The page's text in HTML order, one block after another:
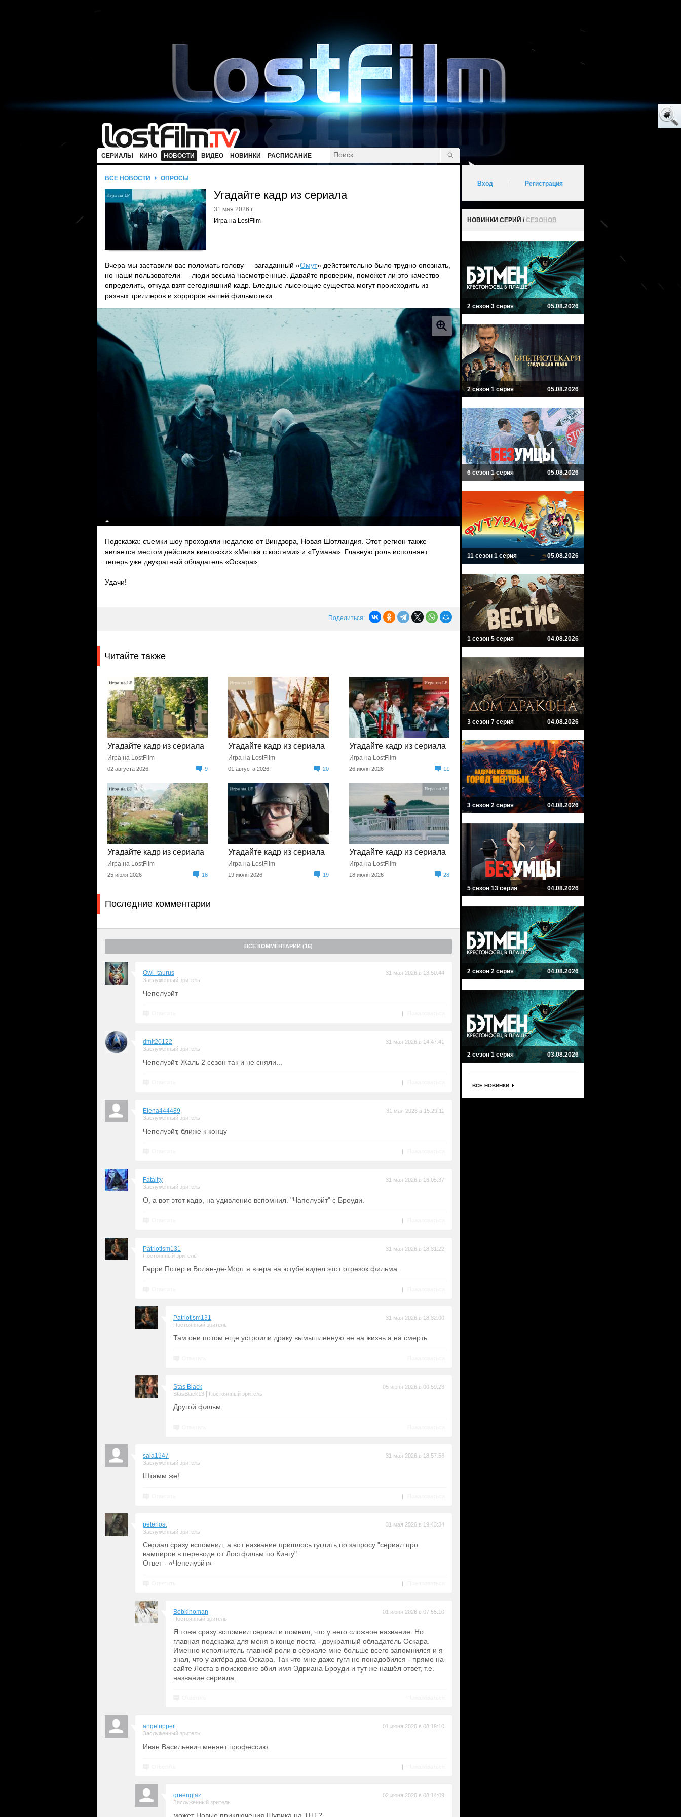
СЕРИАЛЫ КИНО НОВОСТИ ВИДЕО НОВИНКИ РАСПИСАНИЕ
ВСЕ НОВОСТИ ОПРОСЫ
Угадайте кадр из сериала
31 мая 2026 г.
Игра на LostFilm
Вчера мы заставили вас поломать голову — загаданный «Омут» действительно было трудно опознать,
но наши пользователи — люди весьма насмотренные. Давайте проверим, поможет ли это качество
определить, откуда взят сегодняшний кадр. Бледные лысеющие существа могут происходить из
разных триллеров и хорроров нашей фильмотеки.
Подсказка: съемки шоу проходили недалеко от Виндзора, Новая Шотландия. Этот регион также
является местом действия кинговских «Мешка с костями» и «Тумана». Главную роль исполняет
теперь уже двукратный обладатель «Оскара».
Удачи!
Поделиться:
Читайте также
Угадайте кадр из сериала
Игра на LostFilm
02 августа 2026 9
Угадайте кадр из сериала
Игра на LostFilm
01 августа 2026 20
Угадайте кадр из сериала
Игра на LostFilm
26 июля 2026 11
Угадайте кадр из сериала
Игра на LostFilm
25 июля 2026 18
Угадайте кадр из сериала
Игра на LostFilm
19 июля 2026 19
Угадайте кадр из сериала
Игра на LostFilm
18 июля 2026 28
Последние комментарии
ВСЕ КОММЕНТАРИИ (16)
Owl_taurus
Заслуженный зритель
31 мая 2026 в 13:50:44
Чепелуэйт
|
dmit20122
Заслуженный зритель
31 мая 2026 в 14:47:41
Чепелуэйт. Жаль 2 сезон так и не сняли...
|
Elena444489
Заслуженный зритель
31 мая 2026 в 15:29:11
Чепелуэйт, ближе к концу
|
Fatality
Заслуженный зритель
31 мая 2026 в 16:05:37
О, а вот этот кадр, на удивление вспомнил. "Чапелуэйт" с Броуди.
|
Patriotism131
Постоянный зритель
31 мая 2026 в 18:31:22
Гарри Потер и Волан-де-Морт я вчера на ютубе видел этот отрезок фильма.
|
Patriotism131
Постоянный зритель
31 мая 2026 в 18:32:00
Там они потом еще устроили драку вымышленную не на жизнь а на смерть.
Stas Black
StasBlack13 Постоянный зритель
05 июня 2026 в 00:59:23
Другой фильм.
sala1947
Заслуженный зритель
31 мая 2026 в 18:57:56
Штамм же!
|
peterlost
Заслуженный зритель
31 мая 2026 в 19:43:34
Сериал сразу вспомнил, а вот название пришлось гуглить по запросу "сериал про
вампиров в переводе от Лостфильм по Кингу".
Ответ - «Чепелуэйт»
|
Bobkinoman
Постоянный зритель
01 июня 2026 в 07:55:10
Я тоже сразу вспомнил сериал и помнил, что у него сложное название. Но
главная подсказка для меня в конце поста - двукратный обладатель Оскара.
Именно исполнитель главной роли в сериале мне больше всего запомнился и я
знал, что у актёра два Оскара. Так что мне даже гугл не понадобился - прямо на
сайте Лоста в поисковике вбил имя Эдриана Броуди и тут же нашёл ответ, т.е.
название сериала.
angelripper
Заслуженный зритель
01 июня 2026 в 08:19:10
Иван Васильевич меняет профессию .
|
greenglaz
Заслуженный зритель
02 июня 2026 в 08:14:09
Вход Регистрация
НОВИНКИ СЕРИЙ /СЕЗОНОВ
2 сезон 3 серия 05.08.2026
2 сезон 1 серия 05.08.2026
6 сезон 1 серия 05.08.2026
11 сезон 1 серия 05.08.2026
1 сезон 5 серия 04.08.2026
3 сезон 7 серия 04.08.2026
3 сезон 2 серия 04.08.2026
5 сезон 13 серия 04.08.2026
2 сезон 2 серия 04.08.2026
2 сезон 1 серия 03.08.2026
ВСЕ НОВИНКИ